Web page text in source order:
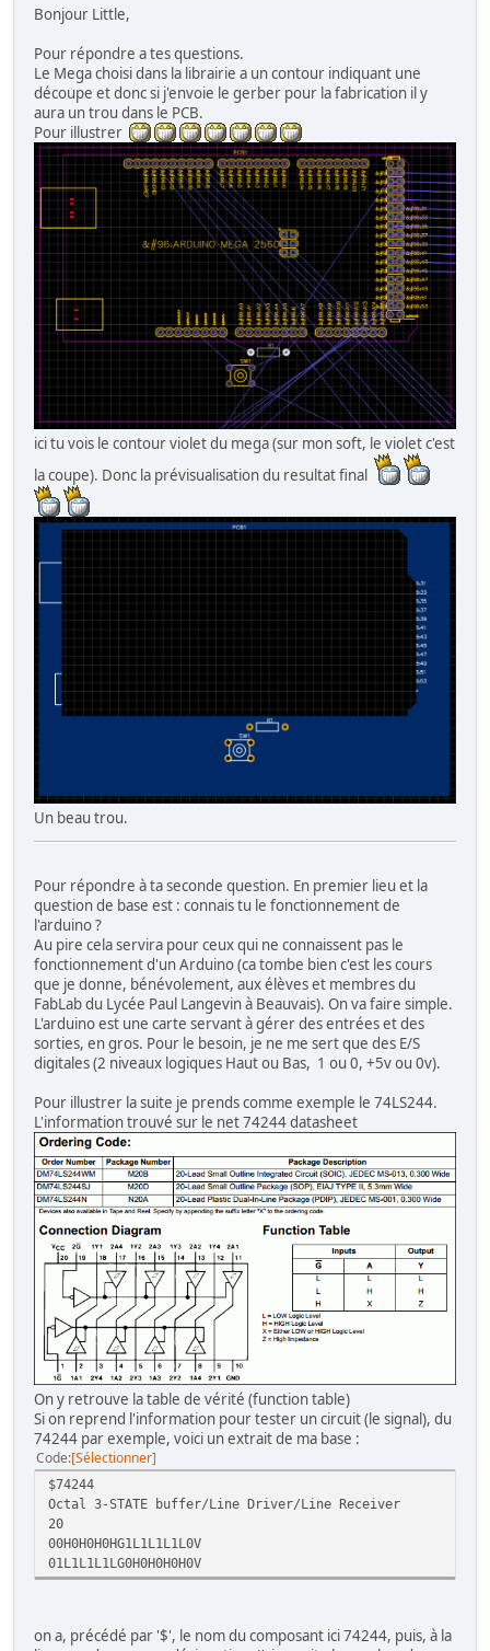
Bonjour Little,
Pour répondre a tes questions.
Le Mega choisi dans la librairie a un contour indiquant une
découpe et donc si j'envoie le gerber pour la fabrication il y
aura un trou dans le PCB.
Pour illustrer
ici tu vois le contour violet du mega (sur mon soft, le violet c'est
la coupe). Donc la prévisualisation du resultat final
Un beau trou.
Pour répondre à ta seconde question. En premier lieu et la
question de base est : connais tu le fonctionnement de
l'arduino ?
Au pire cela servira pour ceux qui ne connaissent pas le
fonctionnement d'un Arduino (ca tombe bien c'est les cours
que je donne, bénévolement, aux élèves et membres du
FabLab du Lycée Paul Langevin à Beauvais). On va faire simple.
L'arduino est une carte servant à gérer des entrées et des
sorties, en gros. Pour le besoin, je ne me sert que des E/S
digitales (2 niveaux logiques Haut ou Bas, 1 ou 0, +5v ou 0v).
Pour illustrer la suite je prends comme exemple le 74LS244.
L'information trouvé sur le net 74244 datasheet
On y retrouve la table de vérité (function table)
Si on reprend l'information pour tester un circuit (le signal), du
74244 par exemple, voici un extrait de ma base :
Code Sélectionner
$74244
Octal 3-STATE buffer/Line Driver/Line Receiver
20
00H0H0H0HG1L1L1L1L0V
01L1L1L1LG0H0H0H0H0V
on a, précédé par '$', le nom du composant ici 74244, puis, à la